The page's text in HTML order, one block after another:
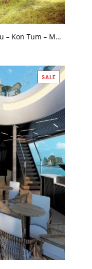
Tour Tây Nguyên 5N4Đ: Hà Nội – Pleiku – Kon Tum – Măng Đen – Buôn Ma Thuột
SALE